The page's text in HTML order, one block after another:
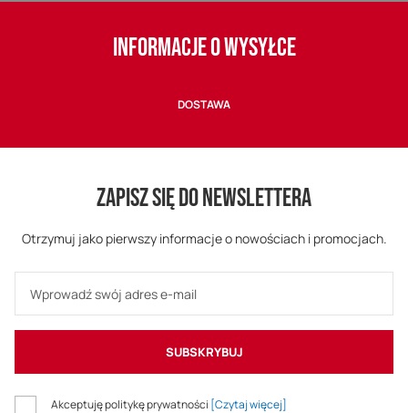
INFORMACJE O WYSYŁCE
DOSTAWA
ZAPISZ SIĘ DO NEWSLETTERA
Otrzymuj jako pierwszy informacje o nowościach i promocjach.
SUBSKRYBUJ
Akceptuję politykę prywatności [Czytaj więcej]